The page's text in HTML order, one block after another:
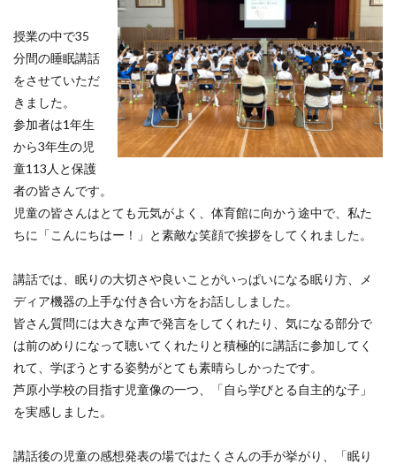
授業の中で35
分間の睡眠講話
をさせていただ
きました。
参加者は1年生
から3年生の児
童113人と保護
者の皆さんです。
児童の皆さんはとても元気がよく、体育館に向かう途中で、私た
ちに「こんにちはー！」と素敵な笑顔で挨拶をしてくれました。
講話では、眠りの大切さや良いことがいっぱいになる眠り方、メ
ディア機器の上手な付き合い方をお話ししました。
皆さん質問には大きな声で発言をしてくれたり、気になる部分で
は前のめりになって聴いてくれたりと積極的に講話に参加してく
れて、学ぼうとする姿勢がとても素晴らしかったです。
芦原小学校の目指す児童像の一つ、「自ら学びとる自主的な子」
を実感しました。
講話後の児童の感想発表の場ではたくさんの手が挙がり、「眠り